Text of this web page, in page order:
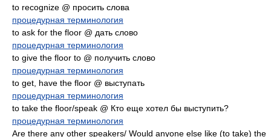
to recognize @ просить слова
процедурная терминология
to ask for the floor @ дать слово
процедурная терминология
to give the floor to @ получить слово
процедурная терминология
to get, have the floor @ выступать
процедурная терминология
to take the floor/speak @ Кто еще хотел бы выступить?
процедурная терминология
Are there any other speakers/ Would anyone else like (to take) the